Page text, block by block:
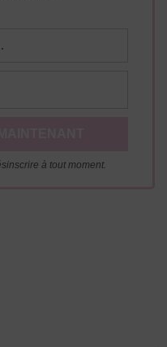
à tout moment.